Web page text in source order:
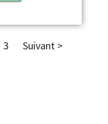
3 Suivant >